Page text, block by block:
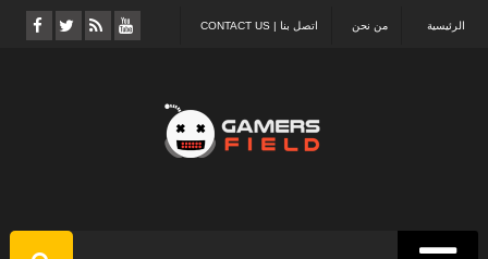
اتصل بنا | CONTACT US من نحن الرئيسية